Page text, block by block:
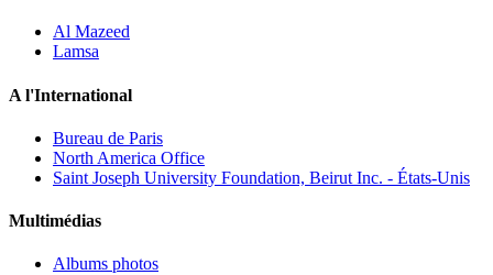
Al Mazeed
Lamsa
A l'International
Bureau de Paris
North America Office
Saint Joseph University Foundation, Beirut Inc. - États-Unis
Multimédias
Albums photos